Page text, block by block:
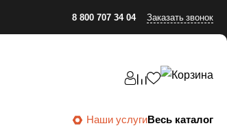
8 800 707 34 04 Заказать звонок
Наши услугиВесь каталог